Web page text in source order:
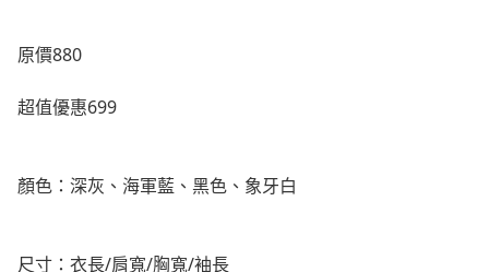
原價880
超值優惠699
顏色：深灰、海軍藍、黑色、象牙白
尺寸：衣長/肩寬/胸寬/袖長